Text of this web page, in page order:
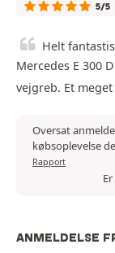
5/5
Helt
Mercedes E 300
vejgreb. Et
Oversat
købsoplevelse
Rapport
ANMELDELSE